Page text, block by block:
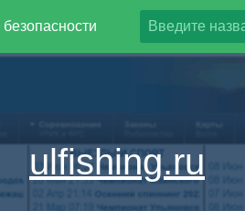
ulfishing.ru